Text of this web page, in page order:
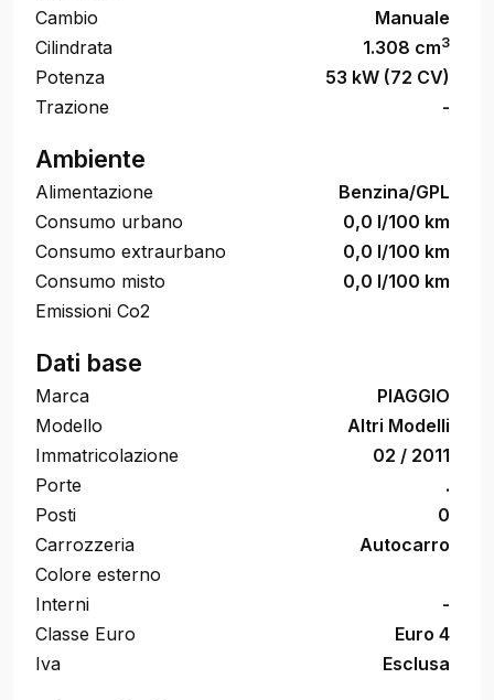
Cambio
Manuale
Cilindrata
1.308 cm3
Potenza
53 kW (72 CV)
Trazione
-
Ambiente
Alimentazione
Benzina/GPL
Consumo urbano
0,0 l/100 km
Consumo extraurbano
0,0 l/100 km
Consumo misto
0,0 l/100 km
Emissioni Co2
Dati base
Marca
PIAGGIO
Modello
Altri Modelli
Immatricolazione
02 / 2011
Porte
.
Posti
0
Carrozzeria
Autocarro
Colore esterno
Interni
-
Classe Euro
Euro 4
Iva
Esclusa